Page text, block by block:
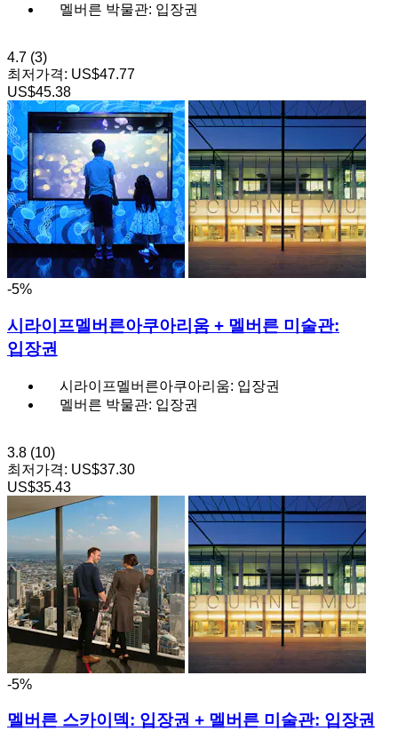
멜버른 박물관: 입장권
4.7 (3)
최저가격: US$47.77
US$45.38
-5%
시라이프멜버른아쿠아리움 + 멜버른 미술관:
입장권
시라이프멜버른아쿠아리움: 입장권
멜버른 박물관: 입장권
3.8 (10)
최저가격: US$37.30
US$35.43
-5%
멜버른 스카이덱: 입장권 + 멜버른 미술관: 입장권